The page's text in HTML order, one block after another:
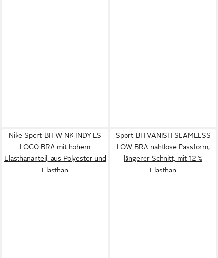
Nike Sport-BH W NK INDY LS
LOGO BRA mit hohem
Elasthananteil, aus Polyester und
Elasthan
Sport-BH VANISH SEAMLESS
LOW BRA nahtlose Passform,
längerer Schnitt, mit 12 %
Elasthan